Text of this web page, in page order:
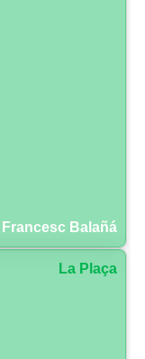
Francesc Balañá
La Plaça